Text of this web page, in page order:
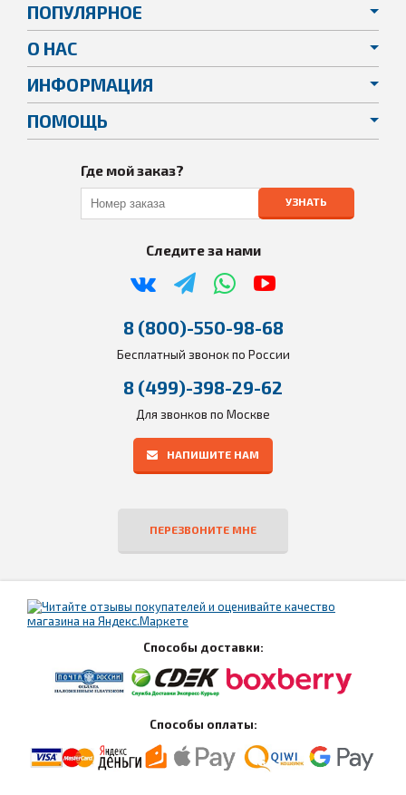
ПОПУЛЯРНОЕ
О НАС
ИНФОРМАЦИЯ
ПОМОЩЬ
Где мой заказ?
УЗНАТЬ
Следите за нами
8 (800)-550-98-68
Бесплатный звонок по России
8 (499)-398-29-62
Для звонков по Москве
НАПИШИТЕ НАМ
ПЕРЕЗВОНИТЕ МНЕ
Способы доставки:
Способы оплаты: